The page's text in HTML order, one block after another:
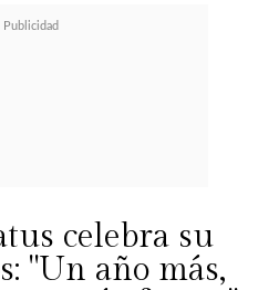
celebra su
"Un año más,